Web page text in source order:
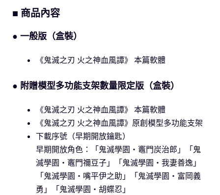
■ 商品內容
● 一般版（盒裝）
《鬼滅之刃 火之神血風譚》 本篇軟體
● 附贈模型多功能支架數量限定版（盒裝）
《鬼滅之刃 火之神血風譚》 本篇軟體
《鬼滅之刃 火之神血風譚》原創模型多功能支架
下載序號（早期開放鑰匙）
早期開放角色：「鬼滅學園・竈門炭治郎」「鬼
滅學園・竈門禰豆子」「鬼滅學園・我妻善逸」
「鬼滅學園・嘴平伊之助」「鬼滅學園・富岡義
勇」「鬼滅學園・胡蝶忍」